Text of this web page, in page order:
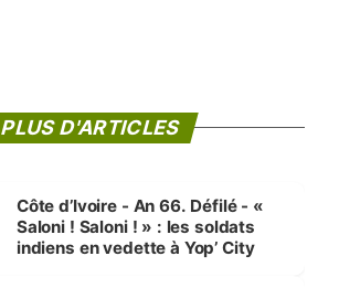
PLUS D'ARTICLES
Côte d’Ivoire - An 66. Défilé - «
Saloni ! Saloni ! » : les soldats
indiens en vedette à Yop’ City